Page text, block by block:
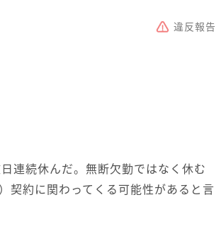
違反報告
連続休んだ。無断欠勤ではなく休む
契約に関わってくる可能性があると言